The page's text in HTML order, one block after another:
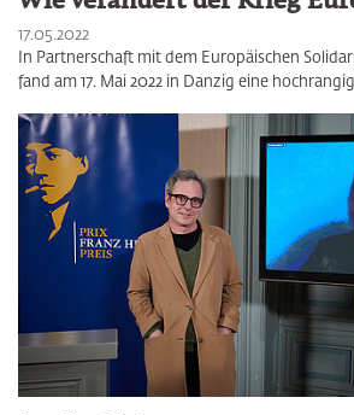
17.05.2022
In Partnerschaft mit dem Europäischen
fand am 17. Mai 2022 in Danzig eine